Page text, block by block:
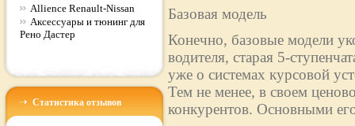
Allience Renault-Nissan
Аксессуары и тюнинг для
Рено Дастер
Статистика отзывов
Базовая модель
Конечно, базовые модели
водителя, старая 5-
уже о системах курсовой
Тем не менее, в своем
конкурентов. Основными